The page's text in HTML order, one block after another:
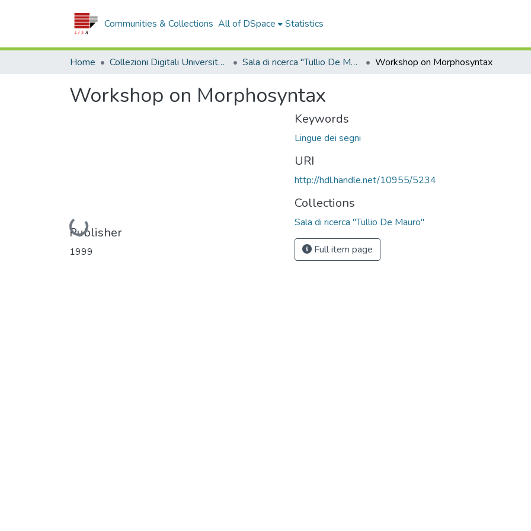
Communities & Collections All of DSpace Statistics
Home Collezioni Digitali Università della Calabria Sala di ricerca "Tullio De Mauro" Workshop on Morphosyntax
Workshop on Morphosyntax
Loading...
Publisher
1999
Keywords
Lingue dei segni
URI
http://hdl.handle.net/10955/5234
Collections
Sala di ricerca "Tullio De Mauro"
Full item page